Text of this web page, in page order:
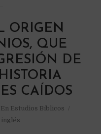
ORIGEN
QUE
DE
CAÍDOS
En Estudios Bíblicos